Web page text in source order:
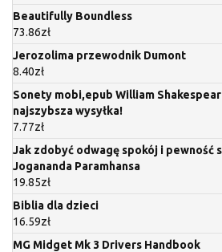
Beautifully Boundless
73.86zł
Jerozolima przewodnik Dumont
8.40zł
Sonety mobi,epub William
najszybsza wysyłka!
7.77zł
Jak zdobyć odwagę spokój i pewność
Jogananda Paramhansa
19.85zł
Biblia dla dzieci
16.59zł
MG Midget Mk 3 Drivers Handbook